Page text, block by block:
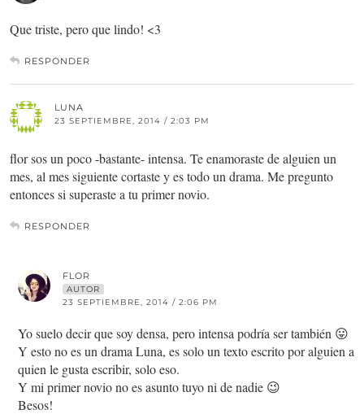
Que triste, pero que lindo! <3
RESPONDER
LUNA
23 SEPTIEMBRE, 2014 / 2:03 PM
flor sos un poco -bastante- intensa. Te enamoraste de alguien un
mes, al mes siguiente cortaste y es todo un drama. Me pregunto
entonces si superaste a tu primer novio.
RESPONDER
FLOR
AUTOR
23 SEPTIEMBRE, 2014 / 2:06 PM
Yo suelo decir que soy densa, pero intensa podría ser también 😛
Y esto no es un drama Luna, es solo un texto escrito por alguien a
quien le gusta escribir, solo eso.
Y mi primer novio no es asunto tuyo ni de nadie 😉
Besos!